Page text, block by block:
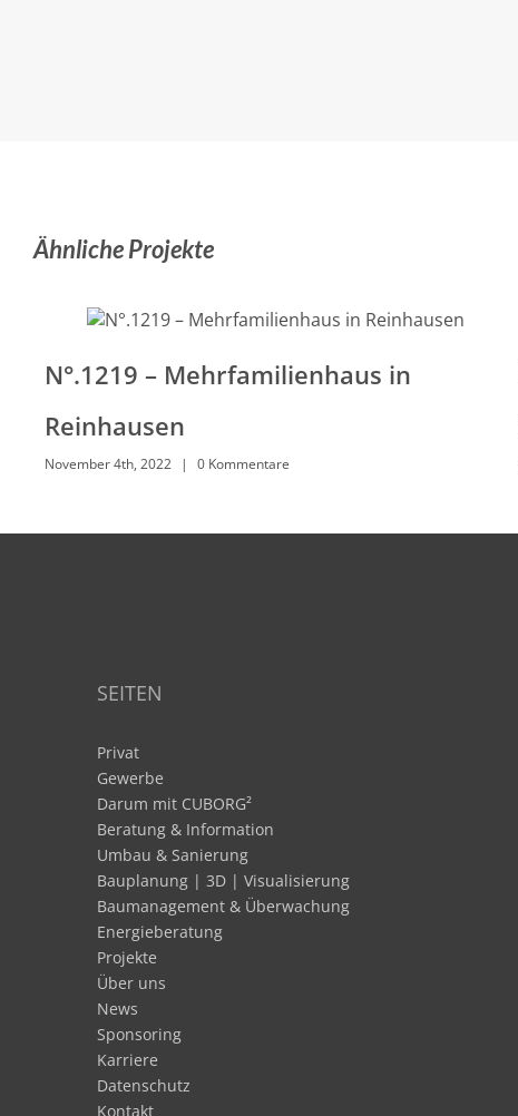
Ähnliche Projekte
N°.1219 – Mehrfamilienhaus in
Reinhausen
November 4th, 2022 | 0 Kommentare
SEITEN
Privat
Gewerbe
Darum mit CUBORG²
Beratung & Information
Umbau & Sanierung
Bauplanung | 3D | Visualisierung
Baumanagement & Überwachung
Energieberatung
Projekte
Über uns
News
Sponsoring
Karriere
Datenschutz
Kontakt